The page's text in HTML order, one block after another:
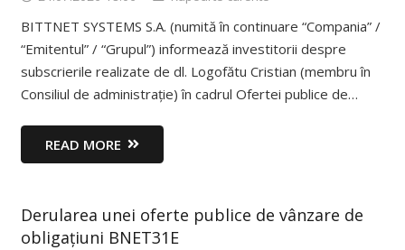
BITTNET SYSTEMS S.A. (numită în continuare “Compania” /
“Emitentul” / “Grupul”) informează investitorii despre
subscrierile realizate de dl. Logofătu Cristian (membru în
Consiliul de administrație) în cadrul Ofertei publice de…
READ MORE
Derularea unei oferte publice de vânzare de
obligațiuni BNET31E